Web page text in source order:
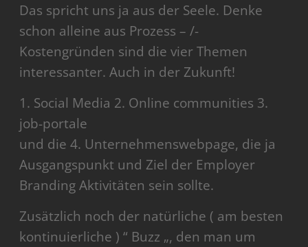
Das spricht uns ja aus der Seele. Denke
schon alleine aus Prozess – /-
Kostengründen sind die vier Themen
interessanter. Auch in der Zukunft!
1. Social Media 2. Online communities 3.
job-portale
und die 4. Unternehmenswebpage, die ja
Ausgangspunkt und Ziel der Employer
Branding Aktivitäten sein sollte.
Zusätzlich noch der natürliche ( am besten
kontinuierliche ) “ Buzz „, den man um